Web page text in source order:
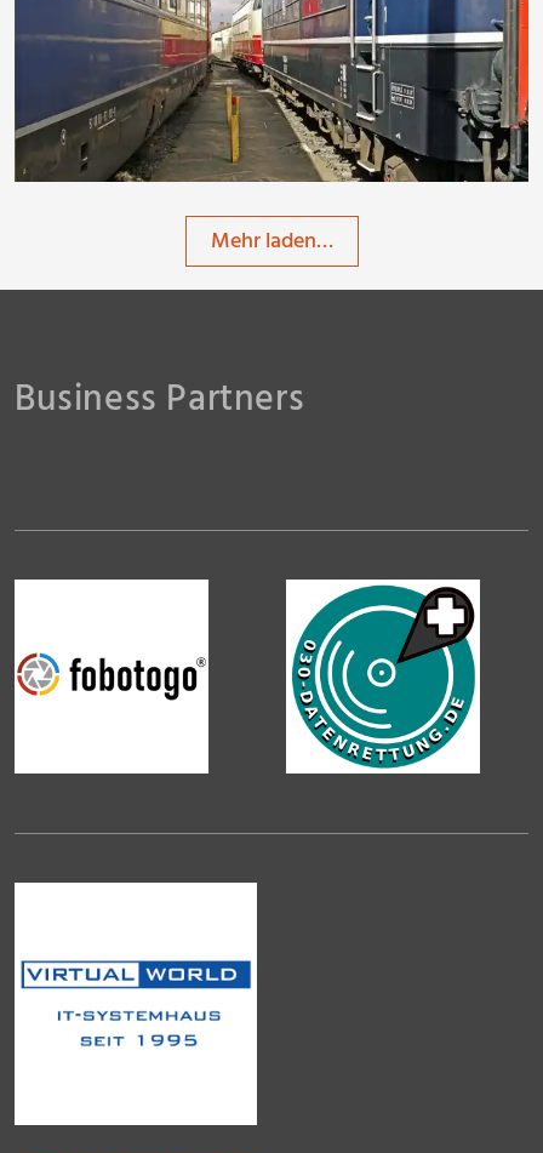
hpgruesen
Mehr laden…
Business Partners